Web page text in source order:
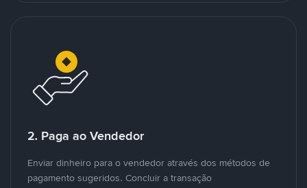
2. Paga ao Vendedor
Enviar dinheiro para o vendedor através dos métodos de
pagamento sugeridos. Concluir a transação